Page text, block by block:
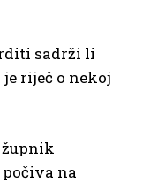
sadrži li
riječ o nekoj
župnik
na